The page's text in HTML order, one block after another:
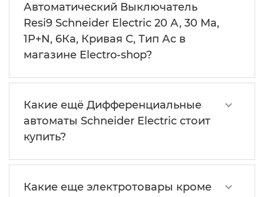
Автоматический Выключатель
Resi9 Schneider Electric 20 А, 30 Мa,
1P+N, 6Кa, Кривая С, Тип Ас в
магазине Electro-shop?
Какие ещё Дифференциальные
автоматы Schneider Electric стоит
купить?
Какие еще электротовары кроме